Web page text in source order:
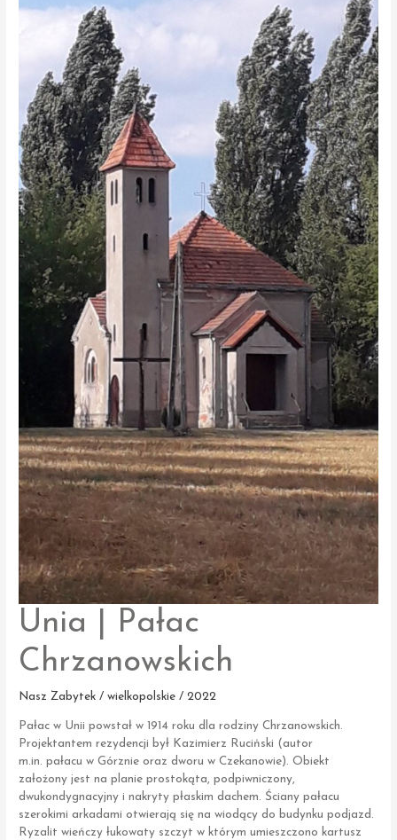
Unia | Pałac
Chrzanowskich
Nasz Zabytek / wielkopolskie / 2022
Pałac w Unii powstał w 1914 roku dla rodziny Chrzanowskich.
Projektantem rezydencji był Kazimierz Ruciński (autor
m.in. pałacu w Górznie oraz dworu w Czekanowie). Obiekt
założony jest na planie prostokąta, podpiwniczony,
dwukondygnacyjny i nakryty płaskim dachem. Ściany pałacu
szerokimi arkadami otwierają się na wiodący do budynku podjazd.
Ryzalit wieńczy łukowaty szczyt w którym umieszczono kartusz